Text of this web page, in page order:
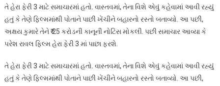
તે હેરા ફેરી 3 માટે સમાચારમાં હતો. વાસ્તવમાં, તેના વિશે એવું કહેવામાં આવી રહ્યું
હતું કે તેણે ફિલ્મમાંથી પોતાને પાછી ખેંચીને બહારનો રસ્તો બતાવ્યો. આ પછી,
અક્ષય કુમારે તેને ₹ 25 કરોડની કાનૂની નોટિસ મોકલી. પછી સમાચાર આવ્યા કે
પરેશ રાવલ ફિલ્મ હેરા ફેરી 3 માં પાછા ફરશે.
તે હેરા ફેરી 3 માટે સમાચારમાં હતો. વાસ્તવમાં, તેના વિશે એવું કહેવામાં આવી રહ્યું
હતું કે તેણે ફિલ્મમાંથી પોતાને પાછી ખેંચીને બહારનો રસ્તો બતાવ્યો. આ પછી,